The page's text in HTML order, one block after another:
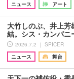
ニュース
アート
大竹しのぶ、井上
結。シス・カンパ
2026.7.2 ｜ SPICER
ニュース
舞台